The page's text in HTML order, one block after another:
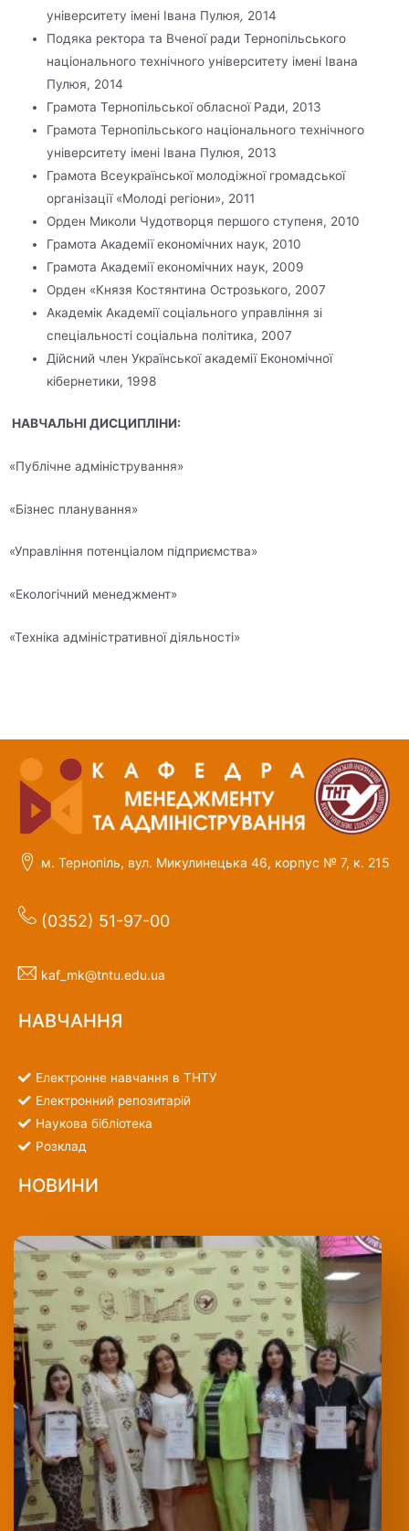
університету імені Івана Пулюя, 2014
Подяка ректора та Вченої ради Тернопільського
національного технічного університету імені Івана
Пулюя, 2014
Грамота Тернопільської обласної Ради, 2013
Грамота Тернопільського національного технічного
університету імені Івана Пулюя, 2013
Грамота Всеукраїнської молодіжної громадської
організації «Молоді регіони», 2011
Орден Миколи Чудотворця першого ступеня, 2010
Грамота Академії економічних наук, 2010
Грамота Академії економічних наук, 2009
Орден «Князя Костянтина Острозького, 2007
Академік Академії соціального управління зі
спеціальності соціальна політика, 2007
Дійсний член Української академії Економічної
кібернетики, 1998
НАВЧАЛЬНІ ДИСЦИПЛІНИ:
«Публічне адміністрування»
«Бізнес планування»
«Управління потенціалом підприємства»
«Екологічний менеджмент»
«Техніка адміністративної діяльності»
м. Тернопіль, вул. Микулинецька 46, корпус № 7, к. 215
(0352) 51-97-00
kaf_mk@tntu.edu.ua
НАВЧАННЯ
Електронне навчання в ТНТУ
Електронний репозитарій
Наукова бібліотека
Розклад
НОВИНИ